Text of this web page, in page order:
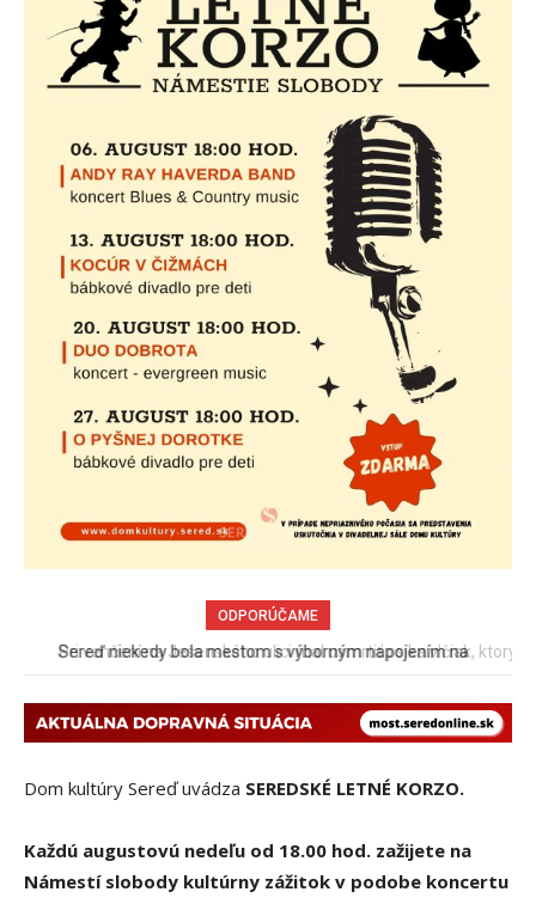
ODPORÚČAME
Pri venčení na Jesenského ulici mal usmrtiť psíka vlčiak, ktorý
Dom kultúry Sereď uvádza SEREDSKÉ LETNÉ KORZO.
Každú augustovú nedeľu od 18.00 hod. zažijete na
Námestí slobody kultúrny zážitok v podobe koncertu